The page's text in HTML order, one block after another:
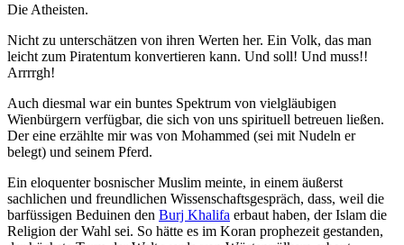
Die Atheisten.
Nicht zu unterschätzen von ihren Werten her. Ein Volk, das man
leicht zum Piratentum konvertieren kann. Und soll! Und muss!!
Arrrrgh!
Auch diesmal war ein buntes Spektrum von vielgläubigen
Wienbürgern verfügbar, die sich von uns spirituell betreuen ließen.
Der eine erzählte mir was von Mohammed (sei mit Nudeln er
belegt) und seinem Pferd.
Ein eloquenter bosnischer Muslim meinte, in einem äußerst
sachlichen und freundlichen Wissenschaftsgespräch, dass, weil die
barfüssigen Beduinen den Burj Khalifa erbaut haben, der Islam die
Religion der Wahl sei. So hätte es im Koran prophezeit gestanden,